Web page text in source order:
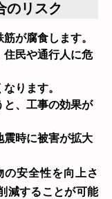
のリスク
が腐食します。
住民や通行人に危
ります。
と、工事の効果が
震時に被害が拡大
の安全性を向上さ
減することが可能